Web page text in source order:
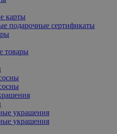
карты
подарочные сертификаты
товары
украшения
украшения